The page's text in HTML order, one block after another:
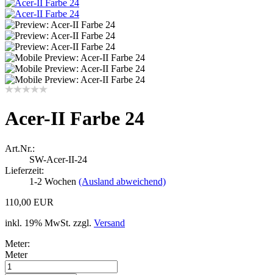
Acer-II Farbe 24
Art.Nr.:
SW-Acer-II-24
Lieferzeit:
1-2 Wochen (Ausland abweichend)
110,00 EUR
inkl. 19% MwSt. zzgl. Versand
Meter:
Meter